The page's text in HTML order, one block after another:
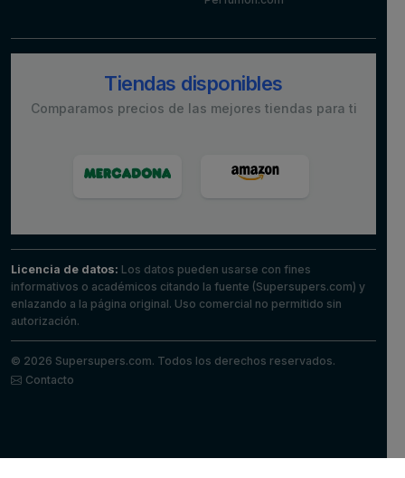
Tiendas disponibles
Comparamos precios de las mejores tiendas para ti
Licencia de datos: Los datos pueden usarse con fines
informativos o académicos citando la fuente (Supersupers.com) y
enlazando a la página original. Uso comercial no permitido sin
autorización.
© 2026 Supersupers.com. Todos los derechos reservados.
Contacto